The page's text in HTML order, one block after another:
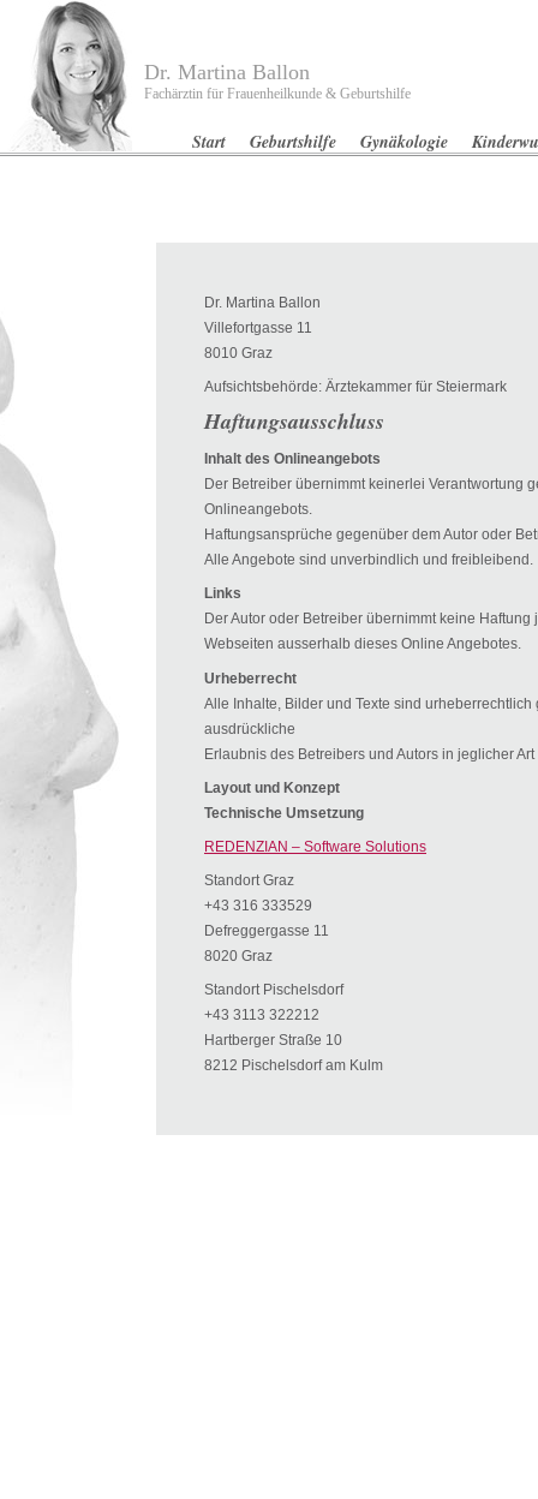
Dr. Martina Ballon
Fachärztin für Frauenheilkunde & Geburtshilfe
Start Geburtshilfe Gynäkologie
Dr. Martina Ballon
Villefortgasse 11
8010 Graz
Aufsichtsbehörde: Ärztekammer für Steiermark
Haftungsausschluss
Inhalt des Onlineangebots
Der Betreiber übernimmt keinerlei Verantwortung
Onlineangebots.
Haftungsansprüche gegenüber dem Autor oder
Alle Angebote sind unverbindlich und freibleibend.
Links
Der Autor oder Betreiber übernimmt keine
Webseiten ausserhalb dieses Online Angebotes.
Urheberrecht
Alle Inhalte, Bilder und Texte sind
ausdrückliche
Erlaubnis des Betreibers und Autors in jeglicher
Layout und Konzept
Technische Umsetzung
REDENZIAN – Software Solutions
Standort Graz
+43 316 333529
Defreggergasse 11
8020 Graz
Standort Pischelsdorf
+43 3113 322212
Hartberger Straße 10
8212 Pischelsdorf am Kulm